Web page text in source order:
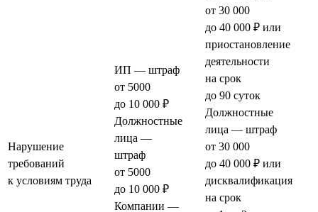
Нарушение
требований
к условиям труда
ИП — штраф
от 5000
до 10 000 ₽
Должностные
лица —
штраф
от 5000
до 10 000 ₽
Компании —
от 30 000
до 40 000 ₽ или
приостановление
деятельности
на срок
до 90 суток
Должностные
лица — штраф
от 30 000
до 40 000 ₽ или
дисквалификация
на срок